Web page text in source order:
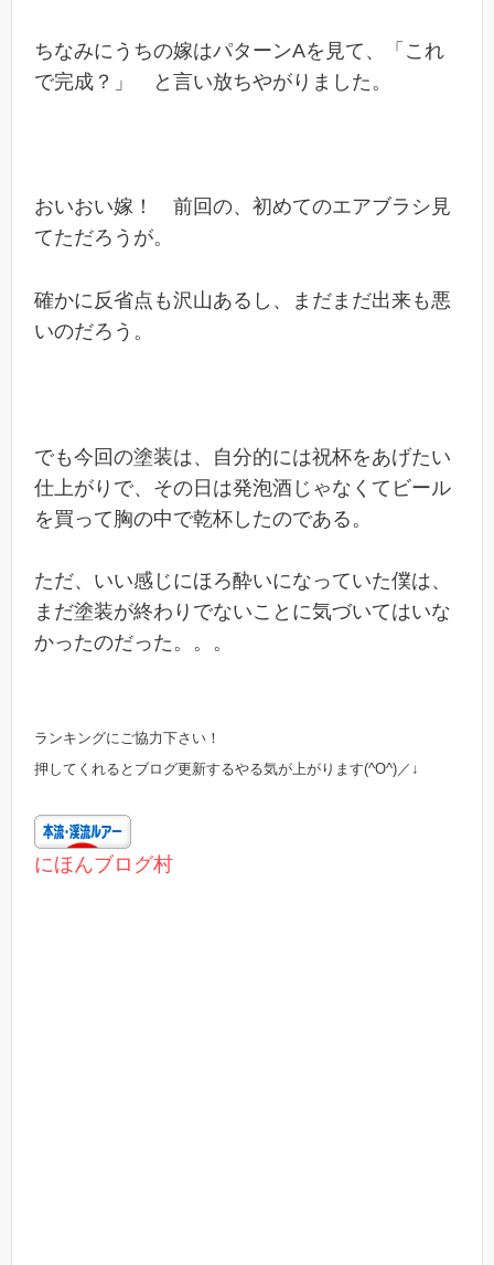
ちなみにうちの嫁はパターンAを見て、「これ
で完成？」 と言い放ちやがりました。
おいおい嫁！ 前回の、初めてのエアブラシ見
てただろうが。
確かに反省点も沢山あるし、まだまだ出来も悪
いのだろう。
でも今回の塗装は、自分的には祝杯をあげたい
仕上がりで、その日は発泡酒じゃなくてビール
を買って胸の中で乾杯したのである。
ただ、いい感じにほろ酔いになっていた僕は、
まだ塗装が終わりでないことに気づいてはいな
かったのだった。。。
ランキングにご協力下さい！
押してくれるとブログ更新するやる気が上がります(^O^)／↓
にほんブログ村